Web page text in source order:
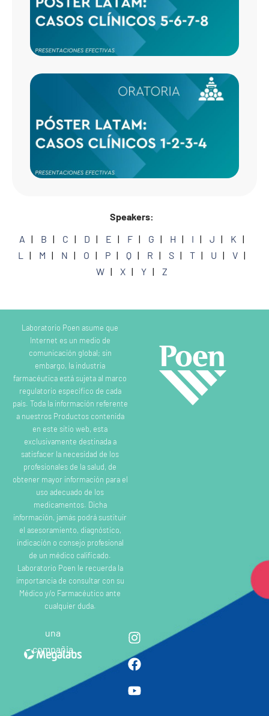
Speakers:
A
B C D E F G H I J
K
L
M N O P Q R S T U
V
W
X Y Z
Laboratorio Poen asume que
Internet es un medio de
comunicación global; sin
embargo, la industria
farmacéutica está sujeta al marco
regulatorio específico de cada
país. Toda la información referente
a nuestros Productos contenida
en este sitio web, esta
exclusivamente destinada a
satisfacer la necesidad de los
profesionales de la salud, de
obtener mayor información para el
uso adecuado de los
medicamentos. Dicha
información, jamás podrá sustituir
el asesoramiento, diagnóstico,
indicación o consejo profesional
de un médico calificado.
Laboratorio Poen le recuerda la
importancia de consultar con su
Médico y/o Farmacéutico ante
cualquier duda.
una
compañia